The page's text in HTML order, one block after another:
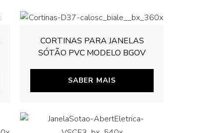
CORTINAS PARA JANELAS
SÓTÃO PVC MODELO BGOV
SABER MAIS